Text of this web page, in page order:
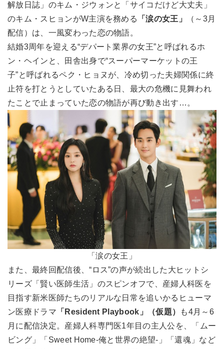
解放日誌」のキム・ジウォンと「サイコだけど大丈夫」
のキム・スヒョンがW主演を務める
「涙の女王」
（～3月
配信）は、一風変わった恋の物語。
結婚3周年を迎える“デパート業界の女王”と呼ばれるホ
ン・ヘインと、田舎出身で“スーパーマーケットの王
子”と呼ばれるペク・ヒョヌが、冷め切った夫婦関係に終
止符を打とうとしていたある日、最大の危機に見舞われ
たことで止まっていた恋の物語が再び動き出す…。
「涙の女王」
また、最終回配信後、“ロス”の声が続出した大ヒットシ
リーズ「賢い医師生活」のスピンオフで、産婦人科医を
目指す新米医師たちのリアルな日常を追いかるヒューマ
ン医療ドラマ 「Resident Playbook」（仮題）
も4月～6
月に配信決定。産婦人科専門医1年目の主人公を、「ムー
ビング」「Sweet Home-俺と世界の絶望-」「還魂」など